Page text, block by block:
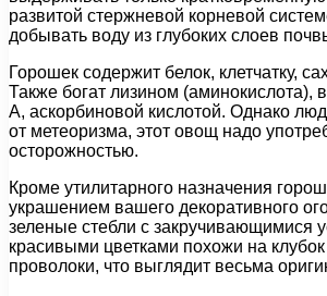
развитой стержневой корневой
добывать воду из глубоких слоев
Горошек содержит белок, клетчатку,
Также богат лизином (аминокислота),
А, аскорбиновой кислотой. Однако
от метеоризма, этот овощ надо
осторожностью.
Кроме утилитарного назначения
украшением вашего декоративного
зеленые стебли с закручивающимися
красивыми цветками похожи на
проволоки, что выглядит весьма